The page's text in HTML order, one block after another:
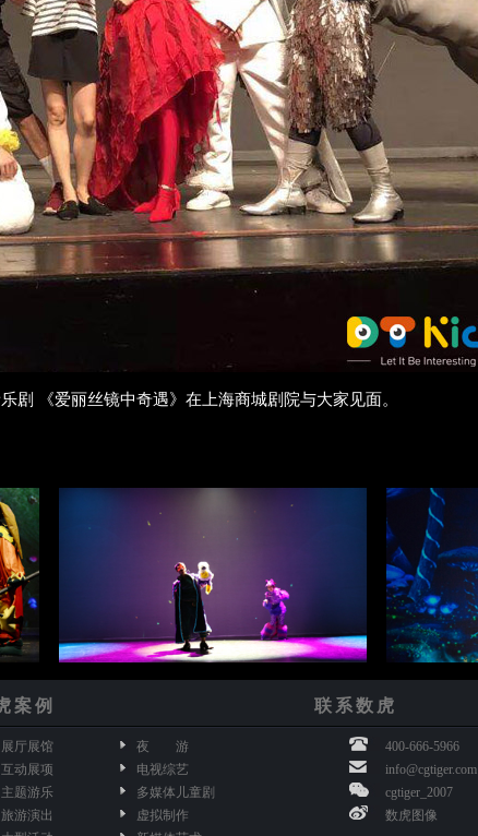
《爱丽丝镜中奇遇》在上海商城剧院与大家见面。
案例 联系数虎
展厅展馆
互动展项
主题游乐
旅游演出
夜 游
电视综艺
多媒体儿童剧
虚拟制作
400-666-5966
info@cgtiger.com
cgtiger_2007
数虎图像